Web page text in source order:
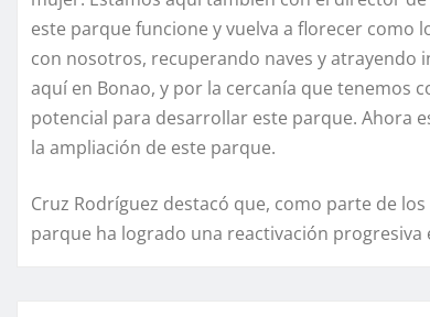
este parque funcione y vuelva a florecer como
con nosotros, recuperando naves y atrayendo
aquí en Bonao, y por la cercanía que tenemos
potencial para desarrollar este parque. Ahora
la ampliación de este parque.
Cruz Rodríguez destacó que, como parte de
parque ha logrado una reactivación progresiva